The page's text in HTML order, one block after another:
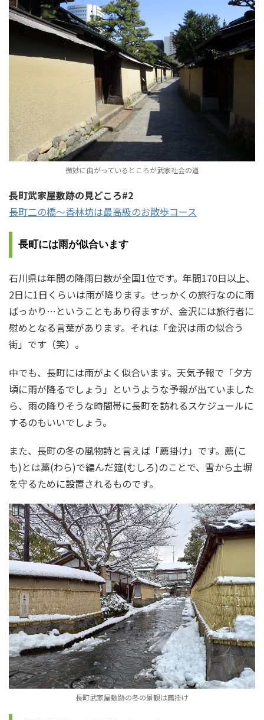
微妙に曲がっているところが武家社会の道
長町武家屋敷跡の見どころ#2
長町二の橋～香林坊は最高級のお散歩コース
長町には雨が似合います
石川県は年間の降雨日数が全国1位です。年間170日以上、
2日に1日くらいは雨が降ります。せっかくの旅行なのに雨
ばっかり…ということもあり得ますが、金沢には旅行者に
慰めとなる言葉があります。それは「金沢は雨の似合う
街」です（笑）。
中でも、長町には雨がよく似合います。天気予報で「夕方
頃に雨が降るでしょう」というような予報が出ていました
ら、雨の降りそうな時間帯に長町を訪れるスケジュールに
するのもいいでしょう。
また、長町の冬の風物詩と言えば「薦掛け」です。薦(こ
も)とは藁(わら)で編んだ筵(むしろ)のことで、雪から土塀
を守るために設置されるものです。
長町武家屋敷跡の冬の景観は薦掛け